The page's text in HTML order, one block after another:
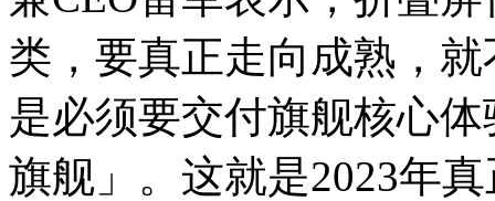
类，要真正走向成熟，
是必须要交付旗舰核心
旗舰」。这就是2023年